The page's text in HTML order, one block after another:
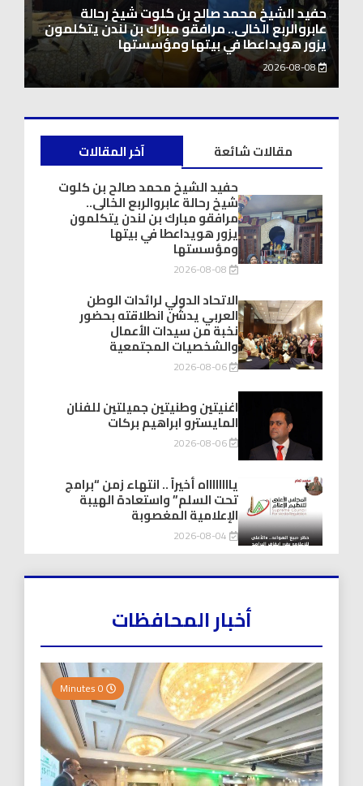
الاتحاد الدولي لرائدات الوطن العربي يدشّن انطلاقته
بحضور نخبة من سيدات الأعمال والشخصيات
المجتمعية
2026-08-06
آخر المقالات
مقالات شائعة
حفيد الشيخ محمد صالح بن كلوت
شيخ رحالة عابروالربع الخالى..
مرافقو مبارك بن لندن يتكلمون
يزور هويداعطا في بيتها
ومؤسستها
2026-08-08
الاتحاد الدولي لرائدات الوطن
العربي يدشّن انطلاقته بحضور
نخبة من سيدات الأعمال
والشخصيات المجتمعية
2026-08-06
اغنيتين وطنيتين جميلتين للفنان
المايسترو ابراهيم بركات
2026-08-06
يااااااااه أخيراً .. انتهاء زمن “برامج
تحت السلم” واستعادة الهيبة
الإعلامية المغصوبة
2026-08-04
أخبار المحافظات